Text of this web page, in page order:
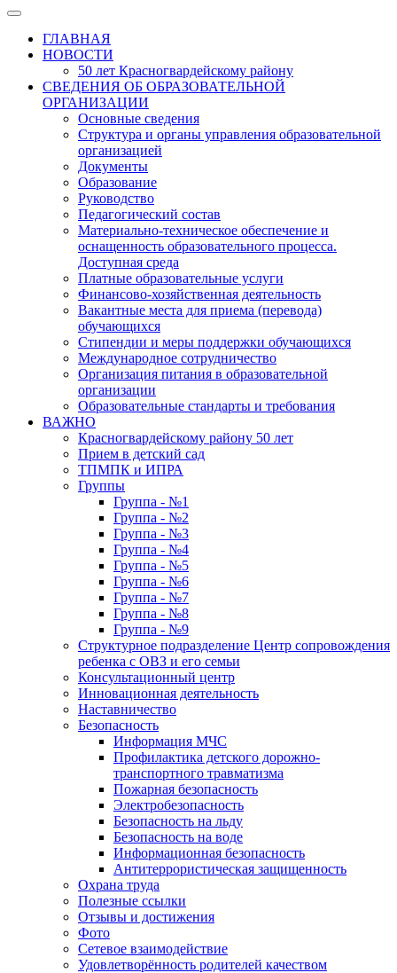
ГЛАВНАЯ
НОВОСТИ
50 лет Красногвардейскому району
СВЕДЕНИЯ ОБ ОБРАЗОВАТЕЛЬНОЙ
ОРГАНИЗАЦИИ
Основные сведения
Структура и органы управления образовательной
организацией
Документы
Образование
Руководство
Педагогический состав
Материально-техническое обеспечение и
оснащенность образовательного процесса.
Доступная среда
Платные образовательные услуги
Финансово-хозяйственная деятельность
Вакантные места для приема (перевода)
обучающихся
Стипендии и меры поддержки обучающихся
Международное сотрудничество
Организация питания в образовательной
организации
Образовательные стандарты и требования
ВАЖНО
Красногвардейскому району 50 лет
Прием в детский сад
ТПМПК и ИПРА
Группы
Группа - №1
Группа - №2
Группа - №3
Группа - №4
Группа - №5
Группа - №6
Группа - №7
Группа - №8
Группа - №9
Структурное подразделение Центр сопровождения
ребенка с ОВЗ и его семьи
Консультационный центр
Инновационная деятельность
Наставничество
Безопасность
Информация МЧС
Профилактика детского дорожно-
транспортного травматизма
Пожарная безопасность
Электробезопасность
Безопасность на льду
Безопасность на воде
Информационная безопасность
Антитеррористическая защищенность
Охрана труда
Полезные ссылки
Отзывы и достижения
Фото
Сетевое взаимодействие
Удовлетворённость родителей качеством